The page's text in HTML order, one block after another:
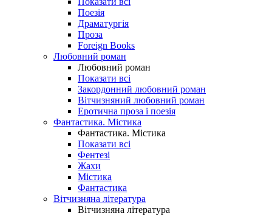
Поезія
Драматургія
Проза
Foreign Books
Любовний роман
Любовний роман
Показати всі
Закордонний любовний роман
Вітчизняний любовний роман
Еротична проза і поезія
Фантастика. Містика
Фантастика. Містика
Показати всі
Фентезі
Жахи
Містика
Фантастика
Вітчизняна література
Вітчизняна література